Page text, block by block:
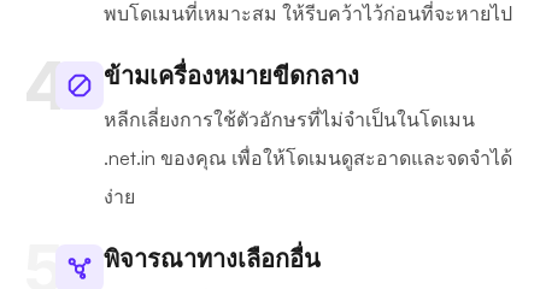
พบโดเมนที่เหมาะสม ให้รีบคว้าไว้ก่อนที่จะหายไป
ข้ามเครื่องหมายขีดกลาง
หลีกเลี่ยงการใช้ตัวอักษรที่ไม่จำเป็นในโดเมน
.net.in ของคุณ เพื่อให้โดเมนดูสะอาดและจดจำได้
ง่าย
พิจารณาทางเลือกอื่น